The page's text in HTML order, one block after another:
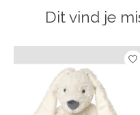
Dit vind je
Items van